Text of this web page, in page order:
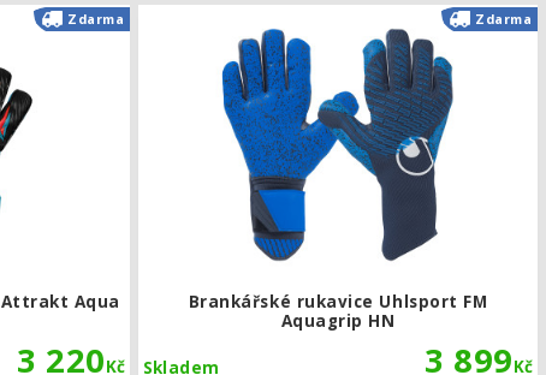
Attrakt Aqua
3 220Kč
Zdarma Brankářské rukavice Reusch Attrakt Aqua Evolution
Brankářské rukavice Uhlsport FM
Aquagrip HN
3 899Kč
Skladem
Zdarma